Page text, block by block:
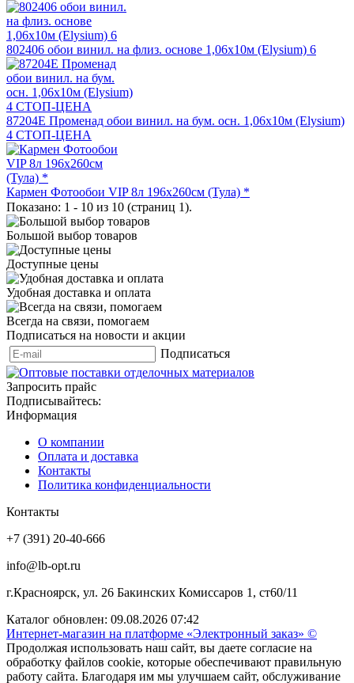
802406 обои винил. на флиз. основе 1,06х10м (Elysium) 6
87204Е Променад обои винил. на бум. осн. 1,06х10м (Elysium)
4 СТОП-ЦЕНА
Кармен Фотообои VIP 8л 196х260см (Тула) *
Показано: 1 - 10 из 10 (страниц 1).
Большой выбор товаров
Доступные цены
Удобная доставка и оплата
Всегда на связи, помогаем
Подписаться на новости и акции
Подписаться
Запросить прайс
Подписывайтесь:
Информация
О компании
Оплата и доставка
Контакты
Политика конфиденциальности
Контакты
+7 (391) 20-40-666
info@lb-opt.ru
г.Красноярск, ул. 26 Бакинских Комиссаров 1, ст60/11
Каталог обновлен: 09.08.2026 07:42
Интернет-магазин на платформе «Электронный заказ» ©
Продолжая использовать наш сайт, вы даете согласие на
обработку файлов cookie, которые обеспечивают правильную
работу сайта. Благодаря им мы улучшаем сайт, обслуживание